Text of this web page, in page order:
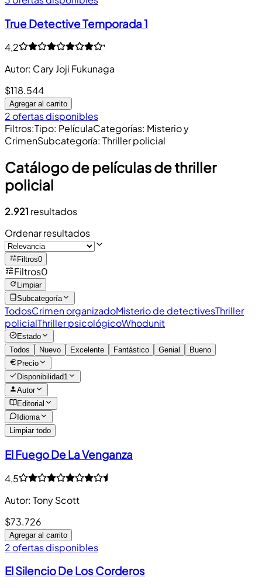
True Detective Temporada 1
4,2
Autor: Cary Joji Fukunaga
$118.544
Agregar al carrito
2 ofertas disponibles
Filtros:Tipo: PelículaCategorías: Misterio y
CrimenSubcategoría: Thriller policial
Catálogo de películas de thriller
policial
2.921 resultados
Ordenar resultados
Filtros0
Filtros0
Limpiar
Subcategoría
TodosCrimen organizadoMisterio de detectivesThriller
policialThriller psicológicoWhodunit
Estado
Todos
Nuevo Excelente Fantástico Genial
Bueno
Precio
Disponibilidad1
Autor
Editorial
Idioma
Limpiar todo
El Fuego De La Venganza
4,5
Autor: Tony Scott
$73.726
Agregar al carrito
2 ofertas disponibles
El Silencio De Los Corderos